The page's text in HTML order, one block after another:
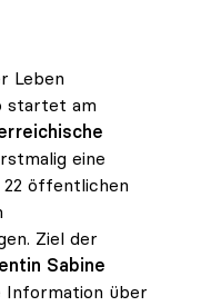
Leben
startet am
eine
22 öffentlichen
Ziel der
Sabine
Information über